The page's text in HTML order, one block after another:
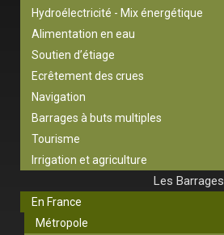
Hydroélectricité - Mix énergétique
Alimentation en eau
Soutien d’étiage
Ecrêtement des crues
Navigation
Barrages à buts multiples
Tourisme
Irrigation et agriculture
Les Barrages
En France
Métropole